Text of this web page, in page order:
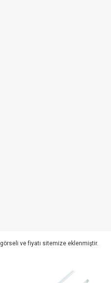
görseli ve fiyatı sitemize eklenmiştir.